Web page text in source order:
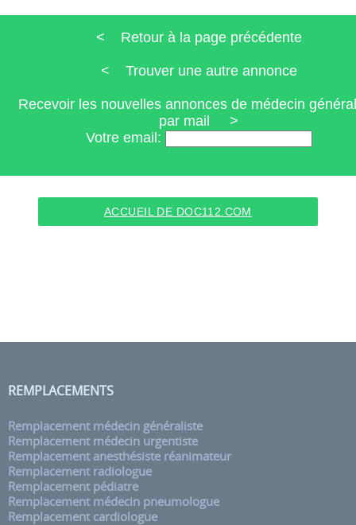
< Retour à la page précédente
< Trouver une autre annonce
Recevoir les nouvelles annonces de médecin
par mail >
Votre email:
ACCUEIL DE DOC112.COM
REMPLACEMENTS
Remplacement médecin généraliste
Remplacement médecin urgentiste
Remplacement anesthésiste réanimateur
Remplacement radiologue
Remplacement pédiatre
Remplacement médecin pneumologue
Remplacement cardiologue